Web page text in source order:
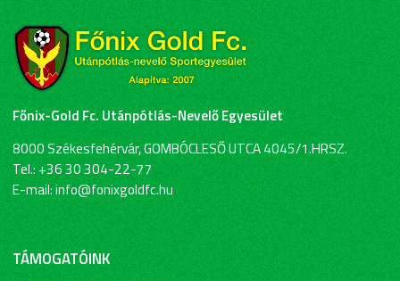
Főnix-Gold Fc. Utánpótlás-Nevelő Egyesület
8000 Székesfehérvár, GOMBÓCLESŐ UTCA 4045/1.HRSZ.
Tel.: +36 30 304-22-77
E-mail: info@fonixgoldfc.hu
TÁMOGATÓINK